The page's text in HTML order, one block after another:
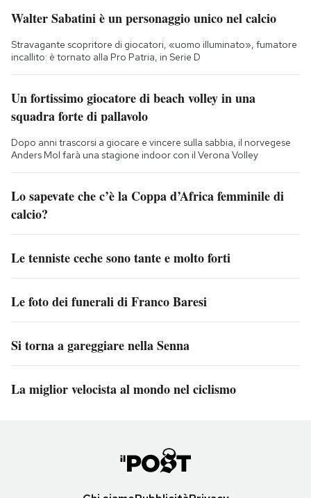
Walter Sabatini è un personaggio unico nel calcio
Stravagante scopritore di giocatori, «uomo illuminato», fumatore
incallito: è tornato alla Pro Patria, in Serie D
Un fortissimo giocatore di beach volley in una
squadra forte di pallavolo
Dopo anni trascorsi a giocare e vincere sulla sabbia, il norvegese
Anders Mol farà una stagione indoor con il Verona Volley
Lo sapevate che c’è la Coppa d’Africa femminile di
calcio?
Le tenniste ceche sono tante e molto forti
Le foto dei funerali di Franco Baresi
Si torna a gareggiare nella Senna
La miglior velocista al mondo nel ciclismo